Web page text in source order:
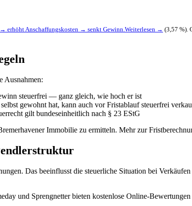
erhöht Anschaffungskosten → senkt Gewinn.Weiterlesen → (3,57 %).
Ausnahmen:
steuerfrei — ganz gleich, wie hoch er ist
gewohnt hat, kann auch vor Fristablauf steuerfrei
gilt bundeseinheitlich nach § 23 EStG
Immobilie zu ermitteln. Mehr zur
Das beeinflusst die steuerliche Situation bei
und Sprengnetter bieten kostenlose Online-